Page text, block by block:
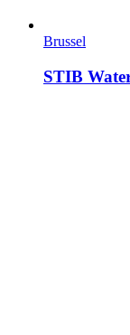
Brussel
STIB